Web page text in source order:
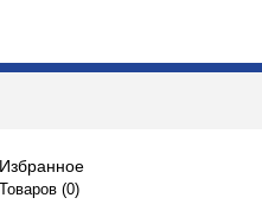
Избранное
Товаров (0)